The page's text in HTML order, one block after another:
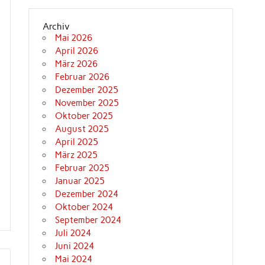
Archiv
Mai 2026
April 2026
März 2026
Februar 2026
Dezember 2025
November 2025
Oktober 2025
August 2025
April 2025
März 2025
Februar 2025
Januar 2025
Dezember 2024
Oktober 2024
September 2024
Juli 2024
Juni 2024
Mai 2024